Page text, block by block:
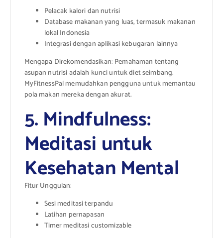
Pelacak kalori dan nutrisi
Database makanan yang luas, termasuk makanan
lokal Indonesia
Integrasi dengan aplikasi kebugaran lainnya
Mengapa Direkomendasikan: Pemahaman tentang
asupan nutrisi adalah kunci untuk diet seimbang.
MyFitnessPal memudahkan pengguna untuk memantau
pola makan mereka dengan akurat.
5. Mindfulness:
Meditasi untuk
Kesehatan Mental
Fitur Unggulan:
Sesi meditasi terpandu
Latihan pernapasan
Timer meditasi customizable